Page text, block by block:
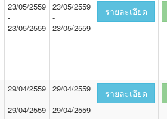
23/05/2559
-
23/05/2559
23/05/2559
-
23/05/2559
รายละเอียด
29/04/2559
-
29/04/2559
29/04/2559
-
29/04/2559
รายละเอียด